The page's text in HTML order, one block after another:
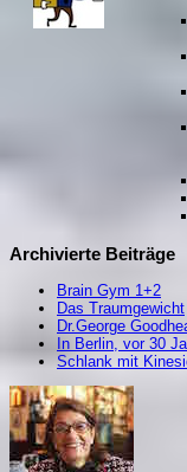
Archivierte Beiträge
Brain Gym 1+2
Das Traumgewicht
Dr.George
In Berlin, vor 30
Schlank mit